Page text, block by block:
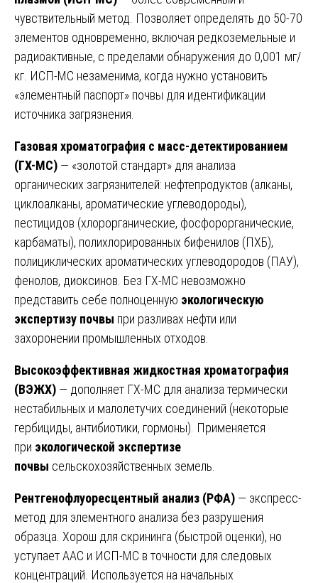
чувствительный метод. Позволяет определять до 50-70
элементов одновременно, включая редкоземельные и
радиоактивные, с пределами обнаружения до 0,001 мг/
кг. ИСП-МС незаменима, когда нужно установить
«элементный паспорт» почвы для идентификации
источника загрязнения.
Газовая хроматография с масс-детектированием
(ГХ-МС) — «золотой стандарт» для анализа
органических загрязнителей: нефтепродуктов (алканы,
циклоалканы, ароматические углеводороды),
пестицидов (хлорорганические, фосфорорганические,
карбаматы), полихлорированных бифенилов (ПХБ),
полициклических ароматических углеводородов (ПАУ),
фенолов, диоксинов. Без ГХ-МС невозможно
представить себе полноценную экологическую
экспертизу почвы при разливах нефти или
захоронении промышленных отходов.
Высокоэффективная жидкостная хроматография
(ВЭЖХ) — дополняет ГХ-МС для анализа термически
нестабильных и малолетучих соединений (некоторые
гербициды, антибиотики, гормоны). Применяется
при экологической экспертизе
почвы сельскохозяйственных земель.
Рентгенофлуоресцентный анализ (РФА) — экспресс-
метод для элементного анализа без разрушения
образца. Хорош для скрининга (быстрой оценки), но
уступает ААС и ИСП-МС в точности для следовых
концентраций. Используется на начальных